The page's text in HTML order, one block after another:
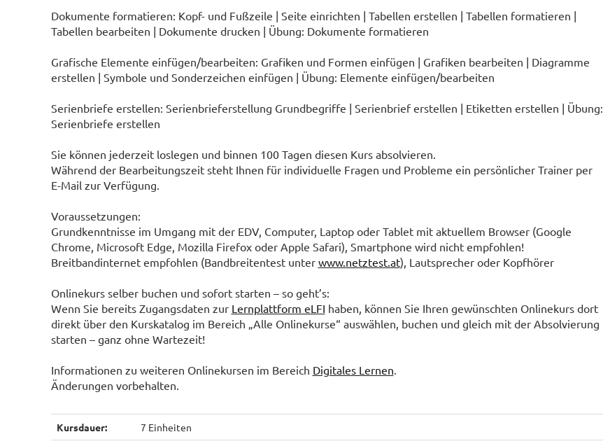
Dokumente formatieren: Kopf- und Fußzeile | Seite einrichten | Tabellen erstellen | Tabellen formatieren |
Tabellen bearbeiten | Dokumente drucken | Übung: Dokumente formatieren
Grafische Elemente einfügen/bearbeiten: Grafiken und Formen einfügen | Grafiken bearbeiten | Diagramme
erstellen | Symbole und Sonderzeichen einfügen | Übung: Elemente einfügen/bearbeiten
Serienbriefe erstellen: Serienbrieferstellung Grundbegriffe | Serienbrief erstellen | Etiketten erstellen | Übung:
Serienbriefe erstellen
Sie können jederzeit loslegen und binnen 100 Tagen diesen Kurs absolvieren.
Während der Bearbeitungszeit steht Ihnen für individuelle Fragen und Probleme ein persönlicher Trainer per
E-Mail zur Verfügung.
Voraussetzungen:
Grundkenntnisse im Umgang mit der EDV, Computer, Laptop oder Tablet mit aktuellem Browser (Google
Chrome, Microsoft Edge, Mozilla Firefox oder Apple Safari), Smartphone wird nicht empfohlen!
Breitbandinternet empfohlen (Bandbreitentest unter www.netztest.at), Lautsprecher oder Kopfhörer
Onlinekurs selber buchen und sofort starten – so geht’s:
Wenn Sie bereits Zugangsdaten zur Lernplattform eLFI haben, können Sie Ihren gewünschten Onlinekurs dort
direkt über den Kurskatalog im Bereich „Alle Onlinekurse“ auswählen, buchen und gleich mit der Absolvierung
starten – ganz ohne Wartezeit!
Informationen zu weiteren Onlinekursen im Bereich Digitales Lernen.
Änderungen vorbehalten.
Kursdauer: 7 Einheiten